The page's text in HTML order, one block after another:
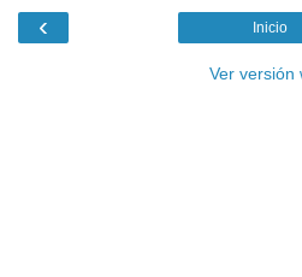
‹ Inicio
Ver versión